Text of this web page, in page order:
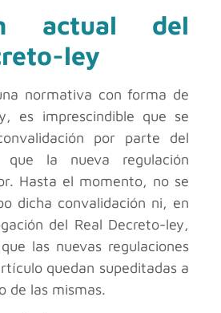
actual del
ley
normativa con forma de
es imprescindible que se
por parte del
que la nueva regulación
Hasta el momento, no se
dicha convalidación ni, en
del Real Decreto-ley,
las nuevas regulaciones
quedan supeditadas a
de las mismas.